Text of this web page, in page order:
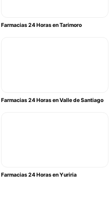
Farmacias 24 Horas en Tarimoro
Farmacias 24 Horas en Valle de Santiago
Farmacias 24 Horas en Yuriria